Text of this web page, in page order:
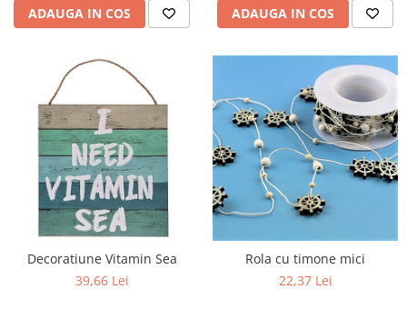
ADAUGA IN COS ADAUGA IN COS
Decoratiune Vitamin Sea
39,66 Lei
Rola cu timone mici
22,37 Lei